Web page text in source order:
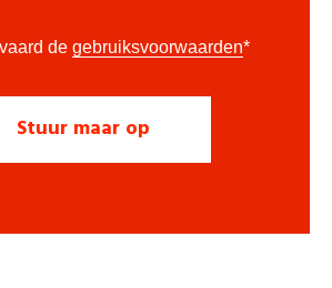
de gebruiksvoorwaarden*